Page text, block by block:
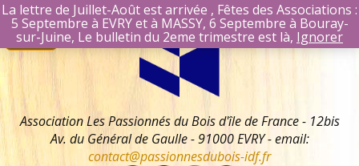
La lettre de Juillet-Août est arrivée , Fêtes des Associations :
5 Septembre à EVRY et à MASSY, 6 Septembre à Bouray-
sur-Juine, Le bulletin du 2eme trimestre est là, Ignorer
Association Les Passionnés du Bois d'île de France - 12bis
Av. du Général de Gaulle - 91000 EVRY - email:
contact@passionnesdubois-idf.fr
Menu
Aller
au
contenu
Se connecter